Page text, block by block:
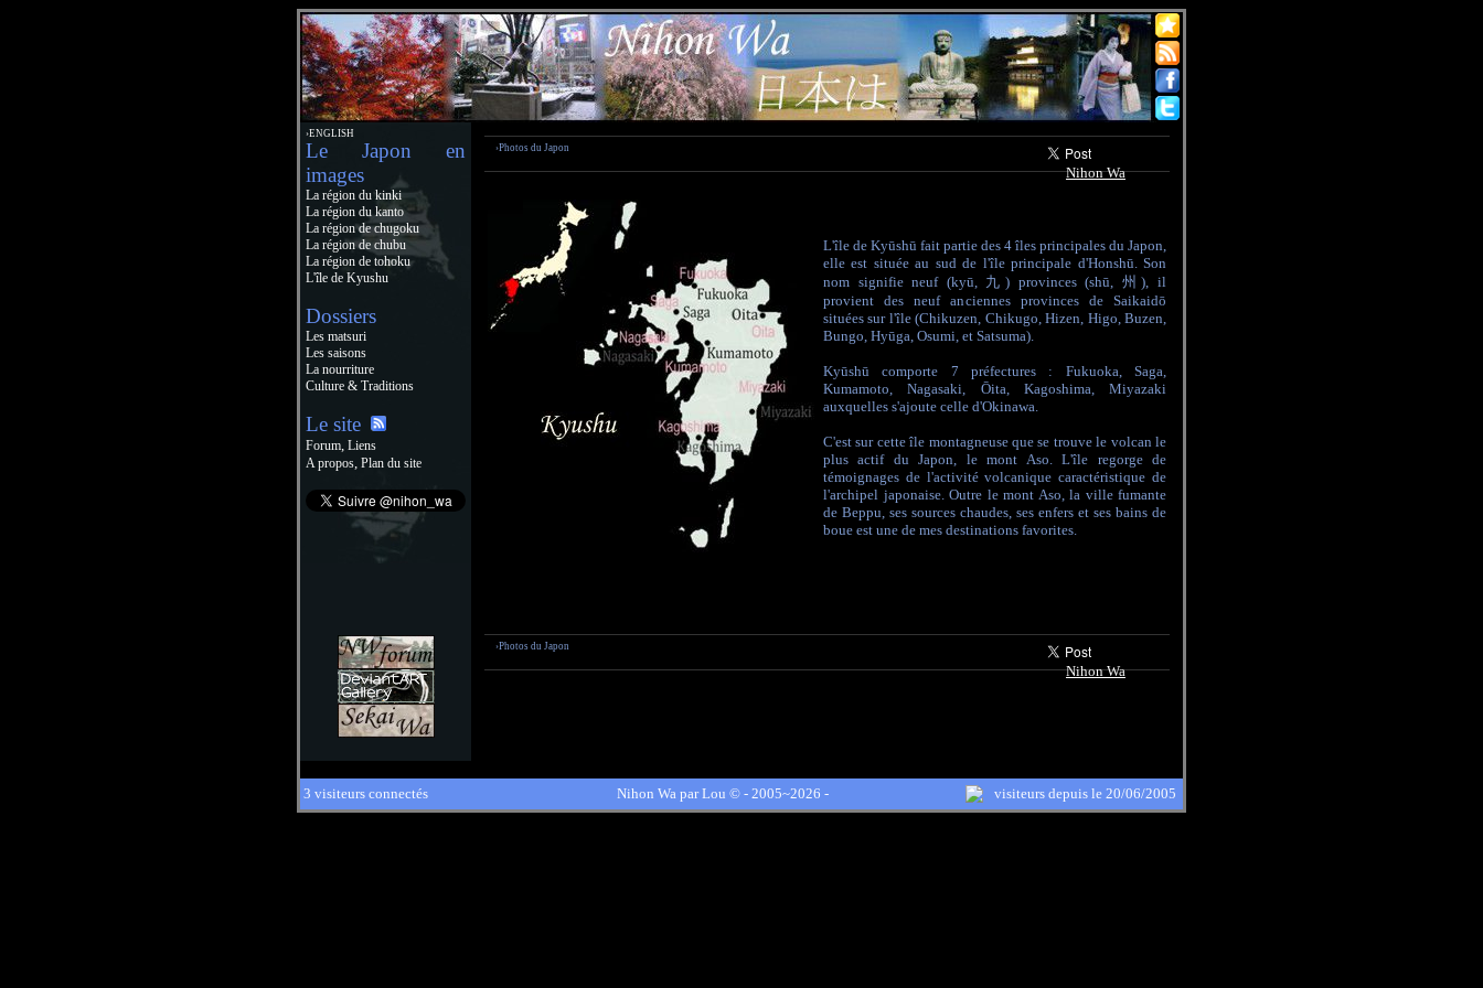
›ENGLISH
Le Japon en
images
La région du kinki
La région du kanto
La région de chugoku
La région de chubu
La région de tohoku
L'île de Kyushu
Dossiers
Les matsuri
Les saisons
La nourriture
Culture & Traditions
Le site
Forum, Liens
A propos, Plan du site
›Photos du Japon
Nihon Wa
L'île de Kyūshū fait partie des 4 îles principales du Japon,
elle est située au sud de l'île principale d'Honshū. Son
nom signifie neuf (kyū, 九) provinces (shū, 州), il
provient des neuf anciennes provinces de Saikaidō
situées sur l'île (Chikuzen, Chikugo, Hizen, Higo, Buzen,
Bungo, Hyūga, Osumi, et Satsuma).
Kyūshū comporte 7 préfectures : Fukuoka, Saga,
Kumamoto, Nagasaki, Ōita, Kagoshima, Miyazaki
auxquelles s'ajoute celle d'Okinawa.
C'est sur cette île montagneuse que se trouve le volcan le
plus actif du Japon, le mont Aso. L'île regorge de
témoignages de l'activité volcanique caractéristique de
l'archipel japonaise. Outre le mont Aso, la ville fumante
de Beppu, ses sources chaudes, ses enfers et ses bains de
boue est une de mes destinations favorites.
›Photos du Japon
Nihon Wa
3 visiteurs connectés Nihon Wa parLou © - 2005~2026 - visiteurs depuis le 20/06/2005